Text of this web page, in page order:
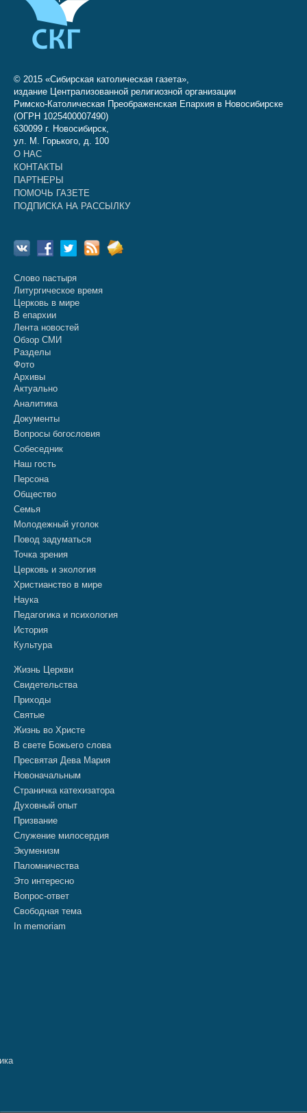
© 2015 «Сибирская католическая газета»,
издание Централизованной религиозной организации
Римско-Католическая Преображенская Епархия в Новосибирске
(ОГРН 1025400007490)
630099 г. Новосибирск,
ул. М. Горького, д. 100
О НАС
КОНТАКТЫ
ПАРТНЕРЫ
ПОМОЧЬ ГАЗЕТЕ
ПОДПИСКА НА РАССЫЛКУ
Слово пастыря
Литургическое время
Церковь в мире
В епархии
Лента новостей
Обзор СМИ
Разделы
Фото
Архивы
Актуально
Аналитика
Документы
Вопросы богословия
Собеседник
Наш гость
Персона
Общество
Семья
Молодежный уголок
Повод задуматься
Точка зрения
Церковь и экология
Христианство в мире
Наука
Педагогика и психология
История
Культура
Жизнь Церкви
Свидетельства
Приходы
Святые
Жизнь во Христе
В свете Божьего слова
Пресвятая Дева Мария
Новоначальным
Страничка катехизатора
Духовный опыт
Призвание
Служение милосердия
Экуменизм
Паломничества
Это интересно
Вопрос-ответ
Свободная тема
In memoriam